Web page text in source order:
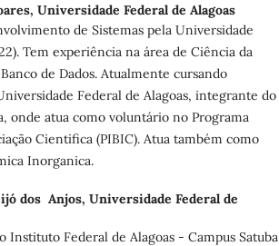
Universidade Federal de Alagoas
de Sistemas pela Universidade
Tem experiência na área de Ciência da
de Dados. Atualmente cursando
Federal de Alagoas, integrante do
onde atua como voluntário no Programa
Cientifica (PIBIC). Atua também como
Inorganica.
dos Anjos, Universidade Federal de
Instituto Federal de Alagoas - Campus Satuba